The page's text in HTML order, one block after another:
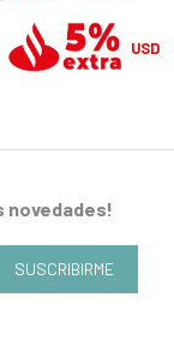
USD
novedades!
SUSCRIBIRME